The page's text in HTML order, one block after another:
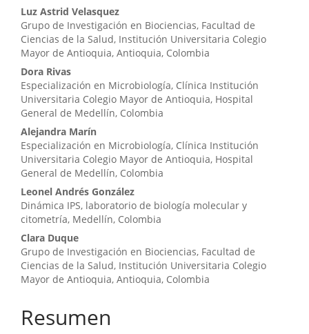
Luz Astrid Velasquez
Grupo de Investigación en Biociencias, Facultad de
Ciencias de la Salud, Institución Universitaria Colegio
Mayor de Antioquia, Antioquia, Colombia
Dora Rivas
Especialización en Microbiología, Clínica Institución
Universitaria Colegio Mayor de Antioquia, Hospital
General de Medellín, Colombia
Alejandra Marín
Especialización en Microbiología, Clínica Institución
Universitaria Colegio Mayor de Antioquia, Hospital
General de Medellín, Colombia
Leonel Andrés González
Dinámica IPS, laboratorio de biología molecular y
citometría, Medellín, Colombia
Clara Duque
Grupo de Investigación en Biociencias, Facultad de
Ciencias de la Salud, Institución Universitaria Colegio
Mayor de Antioquia, Antioquia, Colombia
Resumen